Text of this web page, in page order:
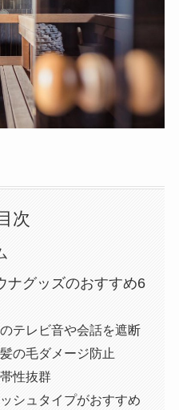
次
ナグッズのおすすめ6
テレビ音や会話を遮断
の毛ダメージ防止
性抜群
シュタイプがおすすめ